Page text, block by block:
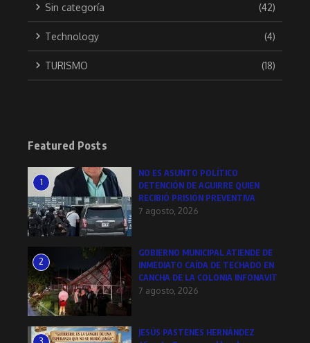
Sin categoría (42)
Technology (4)
TURISMO (18)
Featured Posts
1
NO ES ASUNTO POLÍTICO
DETENCIÓN DE AGUIRRE QUIEN
RECIBIÓ PRISIÓN PREVENTIVA
7 agosto, 2026
2
GOBIERNO MUNICIPAL ATIENDE DE
INMEDIATO CAÍDA DE TECHADO EN
CANCHA DE LA COLONIA INFONAVIT
7 agosto, 2026
JESÚS PASTENES HERNÁNDEZ